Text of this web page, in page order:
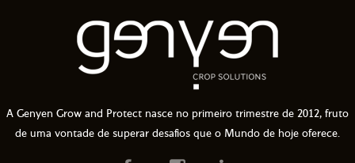
A Genyen Grow and Protect nasce no primeiro trimestre de 2012, fruto
de uma vontade de superar desafios que o Mundo de hoje oferece.